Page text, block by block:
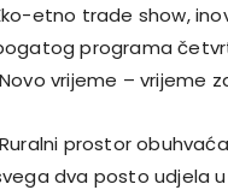
etno trade show,
programa
vrijeme – vrijeme
prostor
dva posto udjela